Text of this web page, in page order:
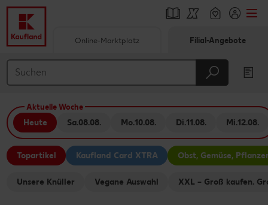
Hauptinhalt
Footer
Schwebender Seitenbereich
Online-Marktplatz Filial-Angebote
Aktuelle Woche
Heute Sa.08.08. Mo.10.08. Di.11.08. Mi.12.08.
Topartikel Kaufland Card XTRA Obst, Gemüse,
Unsere Knüller Vegane Auswahl XXL – Groß kaufen.